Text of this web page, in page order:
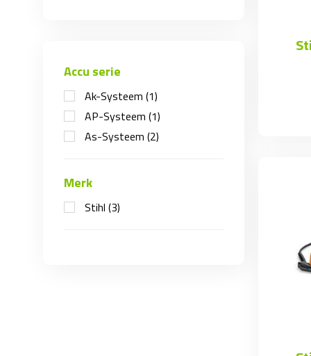
Accu serie
Ak-Systeem (1)
AP-Systeem (1)
As-Systeem (2)
Merk
Stihl (3)